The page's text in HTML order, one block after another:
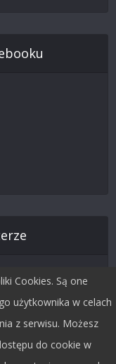
Cookies. Są one
użytkownika w celach
z serwisu. Możesz
do cookie w